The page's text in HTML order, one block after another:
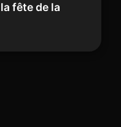
fête de la